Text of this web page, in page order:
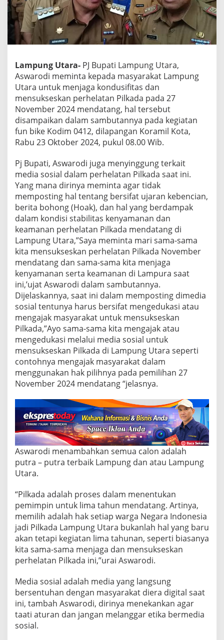
,
A
s
w
a
o
i
A
j
a
E
d
u
a
s
i
P
i
l
k
a
d
a
D
i
e
d
i
a
S
s
i
a
Lampung Utara- PJ Bupati Lampung Utara,
Aswarodi meminta kepada masyarakat Lampung
Utara untuk menjaga kondusifitas dan
mensukseskan perhelatan Pilkada pada 27
November 2024 mendatang, hal tersebut
disampaikan dalam sambutannya pada kegiatan
fun bike Kodim 0412, dilapangan Koramil Kota,
Rabu 23 Oktober 2024, pukul 08.00 Wib.
Pj Bupati, Aswarodi juga menyinggung terkait
media sosial dalam perhelatan Pilkada saat ini.
Yang mana dirinya meminta agar tidak
memposting hal tentang bersifat ujaran kebencian,
berita bohong (Hoak), dan hal yang berdampak
dalam kondisi stabilitas kenyamanan dan
keamanan perhelatan Pilkada mendatang di
Lampung Utara,”Saya meminta mari sama-sama
kita mensukseskan perhelatan Pilkada November
mendatang dan sama-sama kita menjaga
kenyamanan serta keamanan di Lampura saat
ini,’ujat Aswarodi dalam sambutannya.
Dijelaskannya, saat ini dalam memposting dimedia
sosial tentunya harus bersifat mengedukasi atau
mengajak masyarakat untuk mensukseskan
Pilkada,”Ayo sama-sama kita mengajak atau
mengedukasi melalui media sosial untuk
mensukseskan Pilkada di Lampung Utara seperti
contohnya mengajak masyarakat dalam
menggunakan hak pilihnya pada pemilihan 27
November 2024 mendatang “jelasnya.
Aswarodi menambahkan semua calon adalah
putra – putra terbaik Lampung dan atau Lampung
Utara.
“Pilkada adalah proses dalam menentukan
pemimpin untuk lima tahun mendatang. Artinya,
memilih adalah hak setiap warga Negara Indonesia
jadi Pilkada Lampung Utara bukanlah hal yang baru
akan tetapi kegiatan lima tahunan, seperti biasanya
kita sama-sama menjaga dan mensukseskan
perhelatan Pilkada ini,”urai Aswarodi.
Media sosial adalah media yang langsung
bersentuhan dengan masyarakat diera digital saat
ini, tambah Aswarodi, dirinya menekankan agar
taati aturan dan jangan melanggar etika bermedia
sosial.